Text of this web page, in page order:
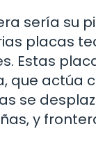
sería su
placas
Estas
que actúa
se
y